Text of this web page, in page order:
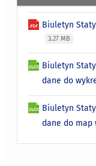
Biuletyn
3.27 MB
Biuletyn
dane do
Biuletyn
dane do map